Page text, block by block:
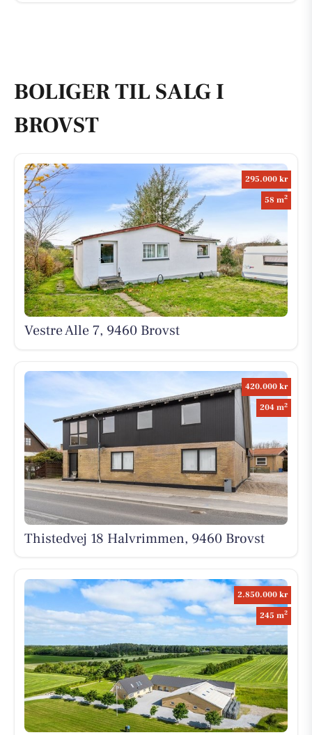
BOLIGER TIL SALG I
BROVST
295.000 kr
58 m2
Vestre Alle 7, 9460 Brovst
420.000 kr
204 m2
Thistedvej 18 Halvrimmen, 9460 Brovst
2.850.000 kr
245 m2